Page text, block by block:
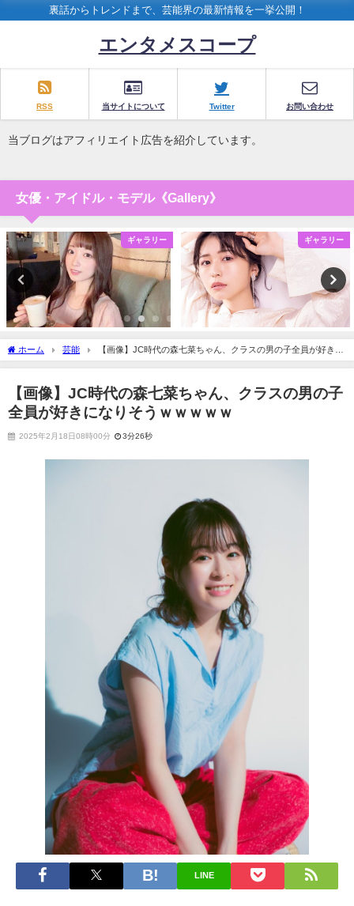
裏話からトレンドまで、芸能界の最新情報を一挙公開！
エンタメスコープ
RSS 当サイトについて Twitter お問い合わせ
当ブログはアフィリエイト広告を紹介しています。
女優・アイドル・モデル《Gallery》
ギャラリー ギャラリー
ホーム 芸能
【画像】JC時代の森七菜ちゃん、クラスの男の子全員が好きに
なりそうｗｗｗｗｗ
【画像】JC時代の森七菜ちゃん、クラスの男の子
全員が好きになりそうｗｗｗｗｗ
2025年2月18日08時00分 3分26秒
LINE